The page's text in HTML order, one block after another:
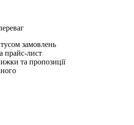
замовлень
прайс-лист
та пропозиції